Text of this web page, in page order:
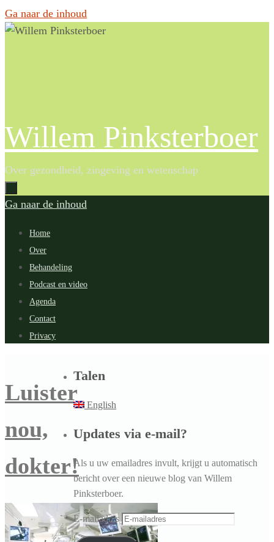
Ga naar de inhoud
Willem Pinksterboer
Over gezondheid, zingeving en wetenschap
Ga naar de inhoud
Home
Over
Behandeling
Podcast en video
Agenda
Contact
Privacy
Luister
nou,
dokter!
Talen
English
Updates via e-mail?
Als u uw emailadres invult, krijgt u automatisch
bericht over een nieuwe blog van Willem
Pinksterboer.
E-mailadres